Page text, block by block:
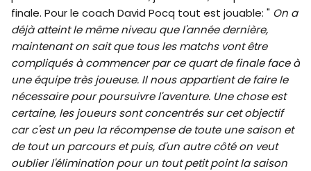
finale. Pour le coach David Pocq tout est jouable: " On a
déjà atteint le même niveau que l'année dernière,
maintenant on sait que tous les matchs vont être
compliqués à commencer par ce quart de finale face à
une équipe très joueuse. Il nous appartient de faire le
nécessaire pour poursuivre l'aventure. Une chose est
certaine, les joueurs sont concentrés sur cet objectif
car c'est un peu la récompense de toute une saison et
de tout un parcours et puis, d'un autre côté on veut
oublier l'élimination pour un tout petit point la saison